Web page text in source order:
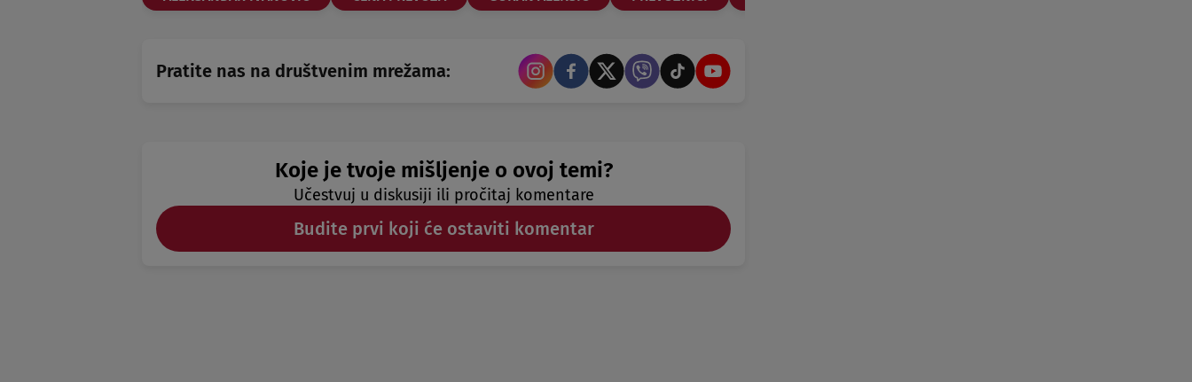
Pratite nas na društvenim mrežama:
Koje je tvoje mišljenje o ovoj temi?
Učestvuj u diskusiji ili pročitaj komentare
Budite prvi koji će ostaviti komentar